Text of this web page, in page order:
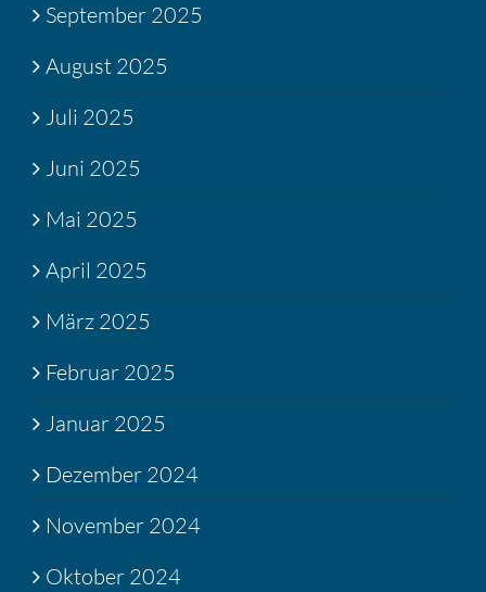
September 2025
August 2025
Juli 2025
Juni 2025
Mai 2025
April 2025
März 2025
Februar 2025
Januar 2025
Dezember 2024
November 2024
Oktober 2024